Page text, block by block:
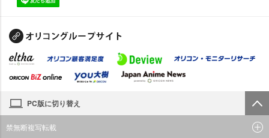
PC版に切り替え
禁無断複写転載